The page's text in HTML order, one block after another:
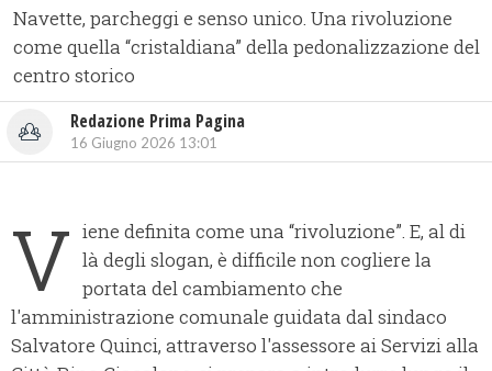
Navette, parcheggi e senso unico. Una rivoluzione
come quella “cristaldiana” della pedonalizzazione del
centro storico
Redazione Prima Pagina
16 Giugno 2026 13:01
V iene definita come una “rivoluzione”. E, al di
là degli slogan, è difficile non cogliere la
portata del cambiamento che
l'amministrazione comunale guidata dal sindaco
Salvatore Quinci, attraverso l'assessore ai Servizi alla